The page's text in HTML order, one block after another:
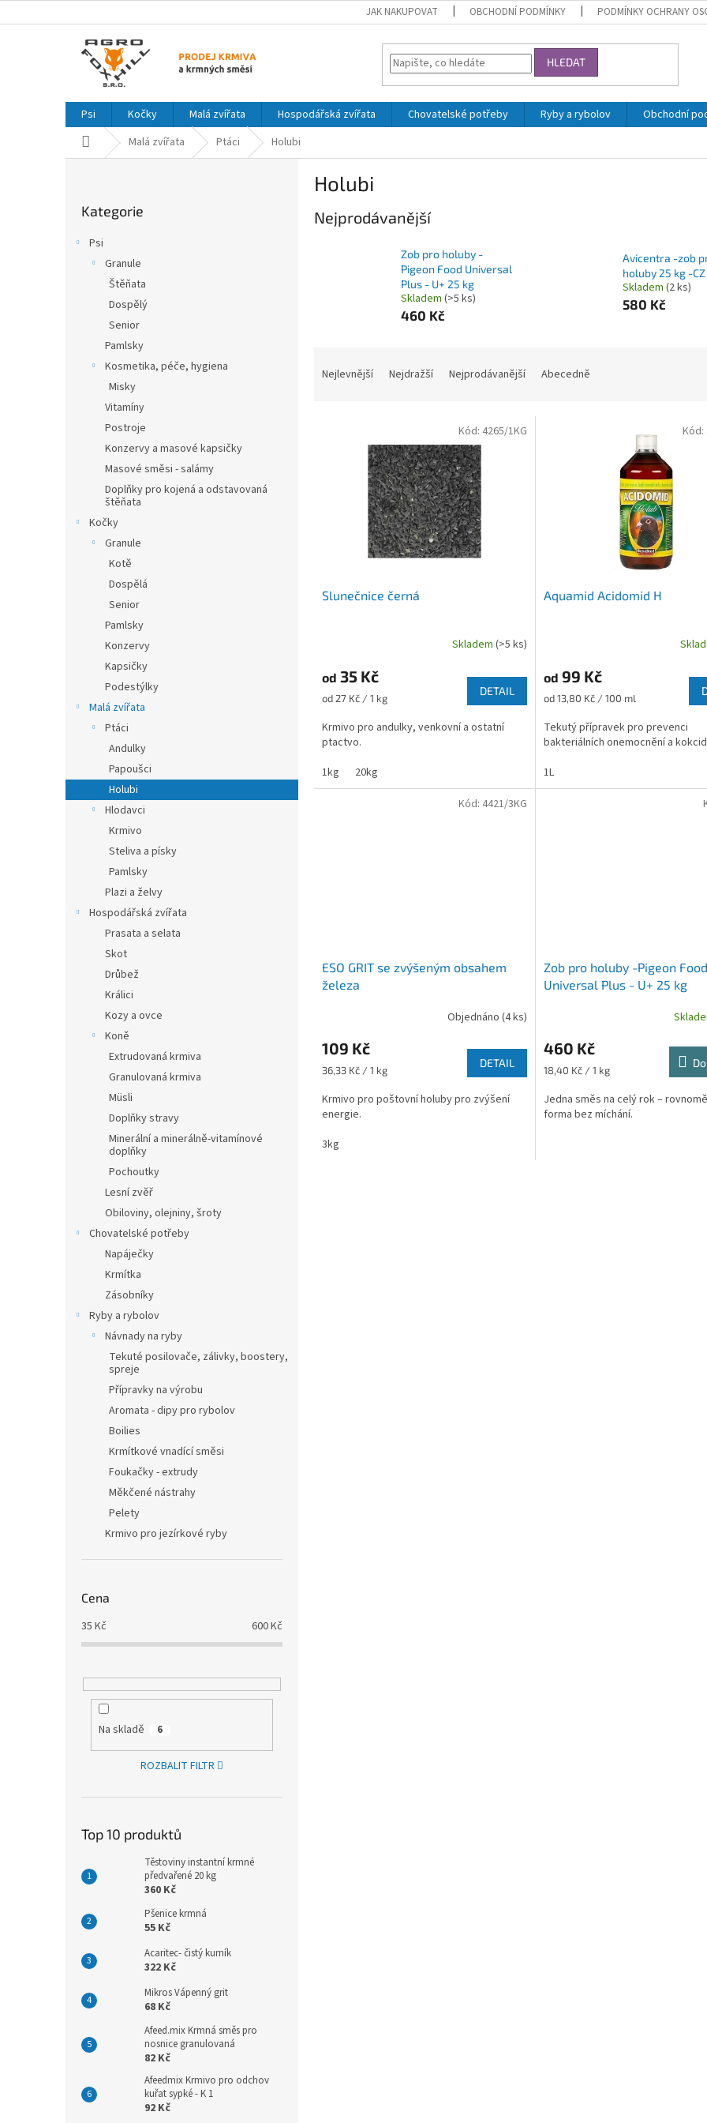
na
JAK NAKUPOVAT OBCHODNÍ PODMÍNKY PODMÍNKY OCHRANY
HLEDAT
Psi Kočky Malá zvířata Hospodářská zvířata Chovatelské potřeby Ryby a rybolov Obchodní
Domů Malá zvířata Ptáci Holubi
kategorie
Kategorie
Psi
Granule
Štěňata
Dospělý
Senior
Pamlsky
Kosmetika, péče, hygiena
Misky
Vitamíny
Postroje
Konzervy a masové kapsičky
Masové směsi - salámy
Doplňky pro kojená a odstavovaná
štěňata
Kočky
Granule
Kotě
Dospělá
Senior
Pamlsky
Konzervy
Kapsičky
Podestýlky
Malá zvířata
Ptáci
Andulky
Papoušci
Holubi
Hlodavci
Krmivo
Steliva a písky
Pamlsky
Plazi a želvy
Hospodářská zvířata
Prasata a selata
Skot
Drůbež
Králici
Kozy a ovce
Koně
Extrudovaná krmiva
Granulovaná krmiva
Müsli
Doplňky stravy
Minerální a minerálně-vitamínové
doplňky
Pochoutky
Lesní zvěř
Obiloviny, olejniny, šroty
Chovatelské potřeby
Napáječky
Krmítka
Zásobníky
Ryby a rybolov
Návnady na ryby
Tekuté posilovače, zálivky, boostery,
spreje
Přípravky na výrobu
Aromata - dipy pro rybolov
Boilies
Krmítkové vnadící směsi
Foukačky - extrudy
Měkčené nástrahy
Pelety
Krmivo pro jezírkové ryby
Cena
35 Kč 600Kč
Na skladě 6
ROZBALIT FILTR
Top 10 produktů
Těstoviny instantní krmné
předvařené 20 kg
360 Kč
Pšenice krmná
55 Kč
Acaritec- čistý kurník
322 Kč
Mikros Vápenný grit
68 Kč
Afeed.mix Krmná směs pro
nosnice granulovaná
82 Kč
Afeedmix Krmivo pro odchov
kuřat sypké - K 1
92 Kč
Holubi
Nejprodávanější
Zob pro holuby -
Pigeon Food Universal
Plus - U+ 25 kg
Skladem (>5 ks)
460 Kč
Avicentra -zob
holuby 25 kg -CZ
Skladem (2 ks)
580 Kč
Nejlevnější Nejdražší Nejprodávanější Abecedně
Slunečnice černá
Skladem (>5 ks)
od 35 Kč
Měrná
od 27 Kč / 1 kg
DETAIL
Krmivo pro andulky, venkovní a ostatní
ptactvo.
1kg
20kg
Kód: 4265/1KG
Aquamid Acidomid H
od 99 Kč
Měrná
od 13,80 Kč / 100 ml
Tekutý přípravek pro prevenci
bakteriálních onemocnění a
1L
Kód:
ESO GRIT se zvýšeným obsahem
železa
Objednáno (4 ks)
109 Kč
Měrná
36,33 Kč / 1 kg
DETAIL
Krmivo pro poštovní holuby pro zvýšení
energie.
3kg
Kód: 4421/3KG
Zob pro holuby -Pigeon Food
Universal Plus - U+ 25 kg
460 Kč
Měrná
18,40 Kč / 1 kg
Jedna směs na celý rok –
forma bez míchání.